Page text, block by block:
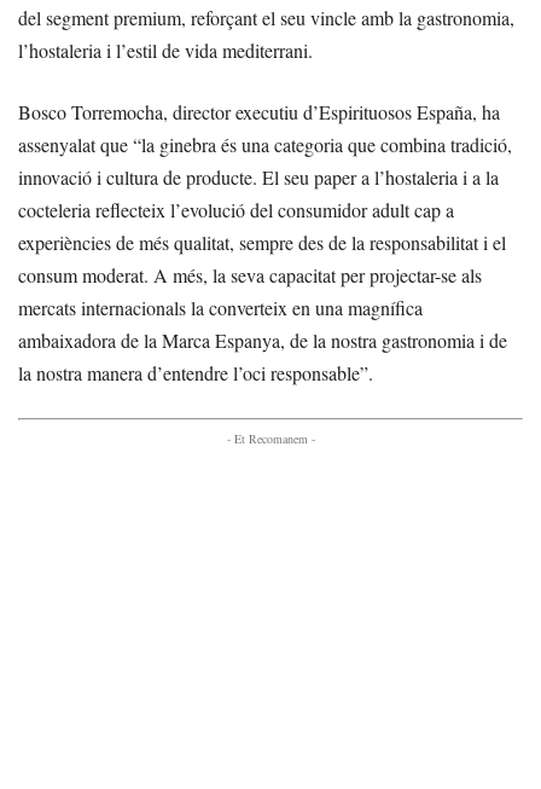
del segment premium, reforçant el seu vincle amb la gastronomia,
l’hostaleria i l’estil de vida mediterrani.
Bosco Torremocha, director executiu d’Espirituosos España, ha
assenyalat que “la ginebra és una categoria que combina tradició,
innovació i cultura de producte. El seu paper a l’hostaleria i a la
cocteleria reflecteix l’evolució del consumidor adult cap a
experiències de més qualitat, sempre des de la responsabilitat i el
consum moderat. A més, la seva capacitat per projectar-se als
mercats internacionals la converteix en una magnífica
ambaixadora de la Marca Espanya, de la nostra gastronomia i de
la nostra manera d’entendre l’oci responsable”.
- Et Recomanem -